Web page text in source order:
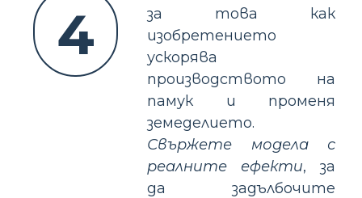
4
за това как
изобретението
ускорява
производството на
памук и променя
земеделието.
Свържете модела с
реалните ефекти, за
да задълбочите